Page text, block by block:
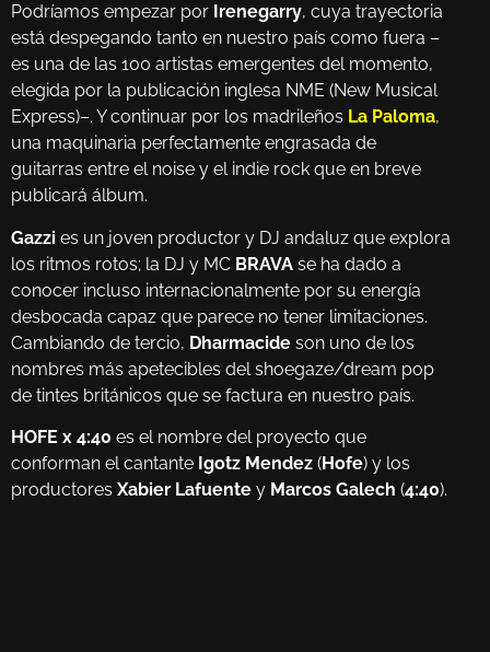
Podríamos empezar por Irenegarry, cuya trayectoria
está despegando tanto en nuestro país como fuera –
es una de las 100 artistas emergentes del momento,
elegida por la publicación inglesa NME (New Musical
Express)–. Y continuar por los madrileños La Paloma,
una maquinaria perfectamente engrasada de
guitarras entre el noise y el indie rock que en breve
publicará álbum.
Gazzi es un joven productor y DJ andaluz que explora
los ritmos rotos; la DJ y MC BRAVA se ha dado a
conocer incluso internacionalmente por su energía
desbocada capaz que parece no tener limitaciones.
Cambiando de tercio, Dharmacide son uno de los
nombres más apetecibles del shoegaze/dream pop
de tintes británicos que se factura en nuestro país.
HOFE x 4:40 es el nombre del proyecto que
conforman el cantante Igotz Mendez (Hofe) y los
productores Xabier Lafuente y Marcos Galech (4:40).